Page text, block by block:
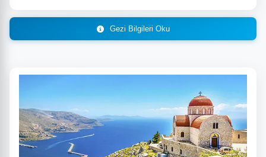
Gezi Bilgileri Oku